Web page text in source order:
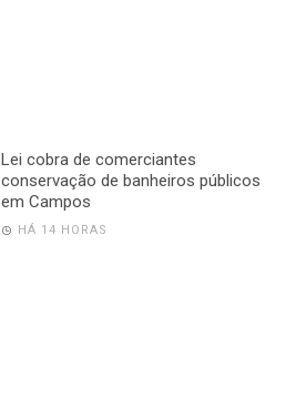
Lei cobra de comerciantes
conservação de banheiros públicos
em Campos
HÁ 14 HORAS